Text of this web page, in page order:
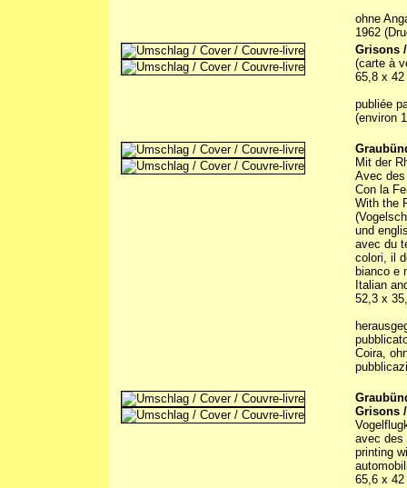
ohne
1962
Grisons
(carte à
65,8 x
publiée
(environ
Mit der
Avec
Con la
With the
und
avec du
colori, il
bianco e
Italian
52,3 x
Coira,
Grisons
avec des
printing
65,6 x